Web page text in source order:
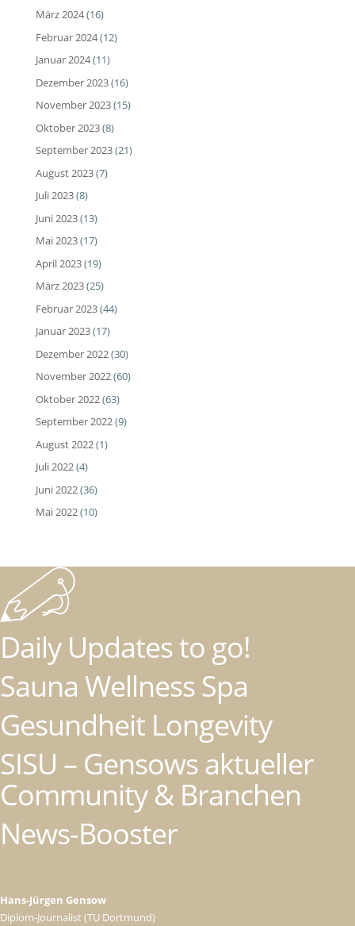
März 2024(16)
Februar 2024(12)
Januar 2024(11)
Dezember 2023(16)
November 2023(15)
Oktober 2023(8)
September 2023(21)
August 2023(7)
Juli 2023(8)
Juni 2023(13)
Mai 2023(17)
April 2023(19)
März 2023(25)
Februar 2023(44)
Januar 2023(17)
Dezember 2022(30)
November 2022(60)
Oktober 2022(63)
September 2022(9)
August 2022(1)
Juli 2022(4)
Juni 2022(36)
Mai 2022(10)
Daily Updates to go!
Sauna Wellness Spa
Gesundheit Longevity
SISU – Gensows aktueller
Community & Branchen
News-Booster
Hans-Jürgen Gensow
Diplom-Journalist (TU Dortmund)